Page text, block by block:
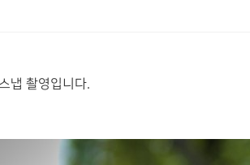
냅 촬영입니다.